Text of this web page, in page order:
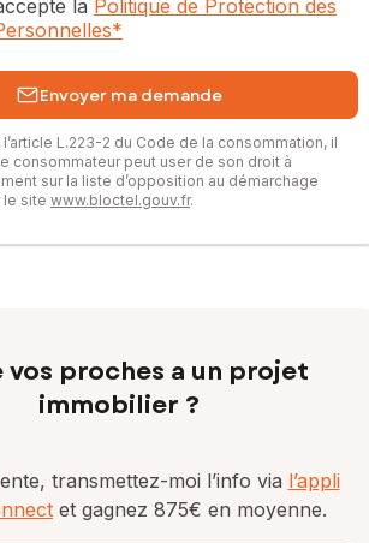
la Politique de Protection des
*
Envoyer ma demande
L.223-2 du Code de la consommation, il
consommateur peut user de son droit à
sur la liste d’opposition au démarchage
le site www.bloctel.gouv.fr.
vos proches a un projet
immobilier ?
transmettez-moi l’info via l’appli
et gagnez 875€ en moyenne.